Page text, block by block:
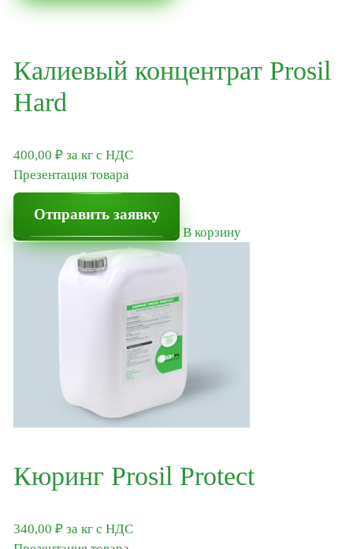
Калиевый концентрат Prosil
Hard
400,00 ₽ за кг с НДС
Презентация товара
Отправить заявку
В корзину
Кюринг Prosil Protect
340,00 ₽ за кг с НДС